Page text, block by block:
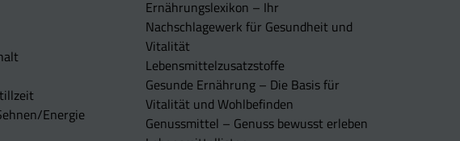
Energie
Ernährungslexikon – Ihr
Nachschlagewerk für Gesundheit und
Vitalität
Lebensmittelzusatzstoffe
Gesunde Ernährung – Die Basis für
Vitalität und Wohlbefinden
Genussmittel – Genuss bewusst erleben